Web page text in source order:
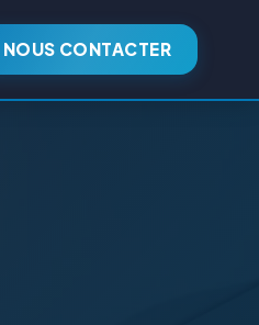
NOUS CONTACTER